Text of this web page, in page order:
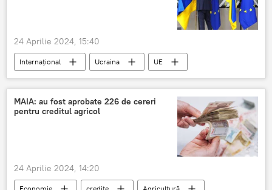
24 Aprilie 2024, 15:40
Internațional Ucraina
UE
UE-Ucraina
MAIA: au fost aprobate 226 de cereri
pentru creditul agricol
24 Aprilie 2024, 14:20